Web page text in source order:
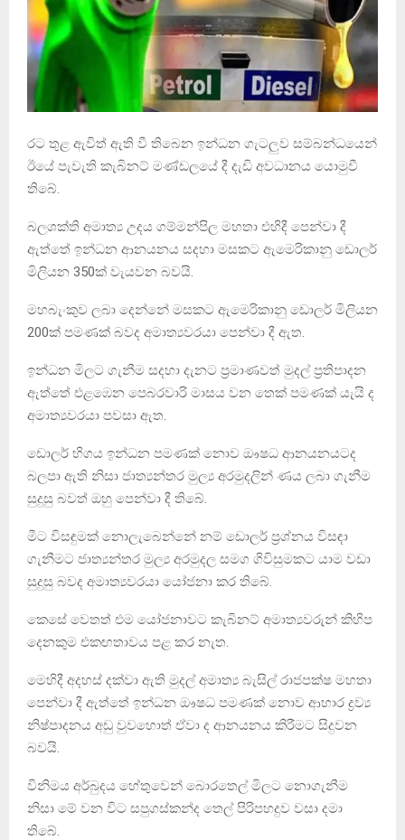
රට තුළ ඇවිත් ඇති වී තිබෙන ඉන්ධන ගැටලුව සම්බන්ධයෙන්
ඊයේ පැවැති කැබිනට් මණ්ඩලයේ දී දැඩි අවධානය යොමුවී
තිබේ.
බලශක්ති අමාත්‍ය උදය ගම්මන්පිල මහතා එහිදී පෙන්වා දී
ඇත්තේ ඉන්ධන ආනයනය සදහා මසකට ඇමෙරිකානු ඩොලර්
මිලියන 350ක් වැයවන බවයි.
මහබැංකුව ලබා දෙන්නේ මසකට ඇමෙරිකානු ඩොලර් මිලියන
200ක් පමණක් බවද අමාත්‍යවරයා පෙන්වා දී ඇත.
ඉන්ධන මිලට ගැනීම සදහා දැනට ප්‍රමාණවත් මුදල් ප්‍රතිපාදන
ඇත්තේ එළඹෙන පෙබරවාරි මාසය වන තෙක් පමණක් යැයි ද
අමාත්‍යවරයා පවසා ඇත.
ඩොලර් හිගය ඉන්ධන පමණක් නොව ඖෂධ ආනයනයටද
බලපා ඇති නිසා ජාත්‍යන්තර මුල්‍ය අරමුදලින් ණය ලබා ගැනීම
සුදුසු බවත් ඔහු පෙන්වා දී තිබේ.
මීට විසඳුමක් නොලැබෙන්නේ නම් ඩොලර් ප්‍රශ්නය විසඳා
ගැනීමට ජාත්‍යන්තර මුල්‍ය අරමුදල සමග ගිවිසුමකට යාම වඩා
සුදුසු බවද අමාත්‍යවරයා යෝජනා කර තිබේ.
කෙසේ වෙතත් එම යෝජනාවට කැබිනට් අමාත්‍යවරුන් කිහිප
දෙනකුම එකඟතාවය පළ කර නැත.
මෙහිදී අදහස් දක්වා ඇති මුදල් අමාත්‍ය බැසිල් රාජපක්ෂ මහතා
පෙන්වා දී ඇත්තේ ඉන්ධන ඖෂධ පමණක් නොව ආහාර ද්‍රව්‍ය
නිෂ්පාදනය අඩු වුවහොත් ඒවා ද ආනයනය කිරීමට සිදුවන
බවයි.
විනිමය අර්බුදය හේතුවෙන් බොරතෙල් මිලට නොගැනීම
නිසා මේ වන විට සපුගස්කන්ද තෙල් පිරිපහදුව වසා දමා
තිබේ.